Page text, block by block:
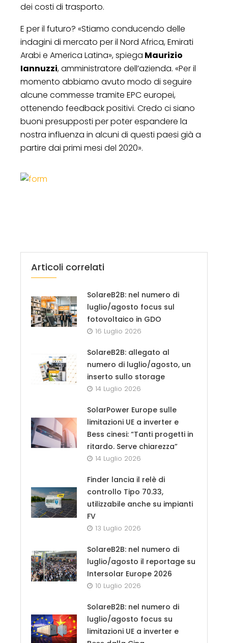
dei costi di trasporto.
E per il futuro? «Stiamo conducendo delle
indagini di mercato per il Nord Africa, Emirati
Arabi e America Latina», spiega Maurizio
Iannuzzi, amministratore dell’azienda. «Per il
momento abbiamo avuto modo di seguire
alcune commesse tramite EPC europei,
ottenendo feedback positivi. Credo ci siano
buoni presupposti per poter espandere la
nostra influenza in alcuni di questi paesi già a
partire dai primi mesi del 2020».
Articoli correlati
SolareB2B: nel numero di
luglio/agosto focus sul
fotovoltaico in GDO
16 Luglio 2026
SolareB2B: allegato al
numero di luglio/agosto, un
inserto sullo storage
14 Luglio 2026
SolarPower Europe sulle
limitazioni UE a inverter e
Bess cinesi: “Tanti progetti in
ritardo. Serve chiarezza”
14 Luglio 2026
Finder lancia il relè di
controllo Tipo 70.33,
utilizzabile anche su impianti
FV
13 Luglio 2026
SolareB2B: nel numero di
luglio/agosto il reportage su
Intersolar Europe 2026
10 Luglio 2026
SolareB2B: nel numero di
luglio/agosto focus su
limitazioni UE a inverter e